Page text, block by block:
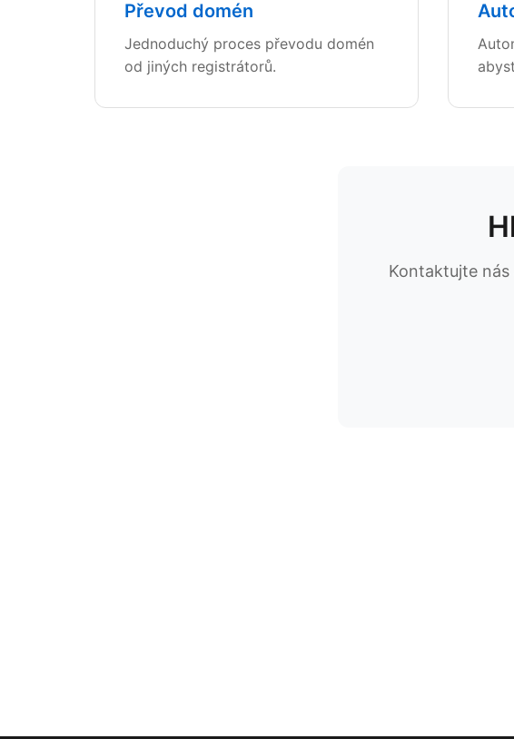
Převod domén
Jednoduchý proces převodu domén
od jiných registrátorů.
Kontaktujte